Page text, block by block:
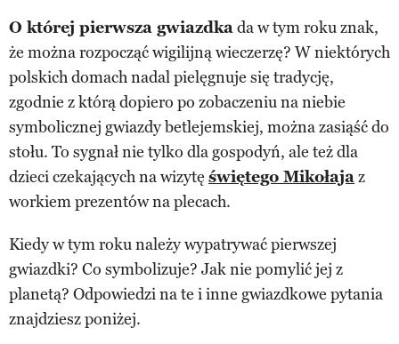
O której pierwsza gwiazdkada w tym roku znak,
że można rozpocząć wigilijną wieczerzę? W niektórych
polskich domach nadal pielęgnuje się tradycję,
zgodnie z którą dopiero po zobaczeniu na niebie
symbolicznej gwiazdy betlejemskiej, można zasiąść do
stołu. To sygnał nie tylko dla gospodyń, ale też dla
dzieci czekających na wizytę świętego Mikołajaz
workiem prezentów na plecach.
Kiedy w tym roku należy wypatrywać pierwszej
gwiazdki? Co symbolizuje? Jak nie pomylić jej z
planetą? Odpowiedzi na te i inne gwiazdkowe pytania
znajdziesz poniżej.